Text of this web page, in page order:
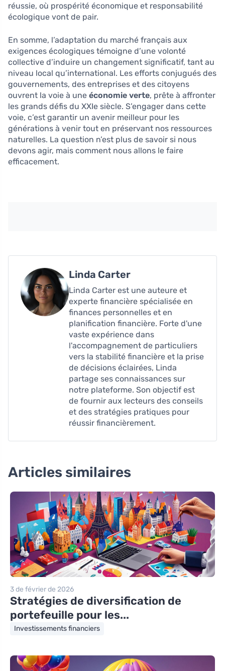
réussie, où prospérité économique et responsabilité
écologique vont de pair.
En somme, l’adaptation du marché français aux
exigences écologiques témoigne d’une volonté
collective d’induire un changement significatif, tant au
niveau local qu’international. Les efforts conjugués des
gouvernements, des entreprises et des citoyens
ouvrent la voie à une économie verte, prête à affronter
les grands défis du XXIe siècle. S’engager dans cette
voie, c’est garantir un avenir meilleur pour les
générations à venir tout en préservant nos ressources
naturelles. La question n’est plus de savoir si nous
devons agir, mais comment nous allons le faire
efficacement.
Linda Carter
Linda Carter est une auteure et
experte financière spécialisée en
finances personnelles et en
planification financière. Forte d'une
vaste expérience dans
l'accompagnement de particuliers
vers la stabilité financière et la prise
de décisions éclairées, Linda
partage ses connaissances sur
notre plateforme. Son objectif est
de fournir aux lecteurs des conseils
et des stratégies pratiques pour
réussir financièrement.
Articles similaires
3 de février de 2026
Stratégies de diversification de
portefeuille pour les...
Investissements financiers